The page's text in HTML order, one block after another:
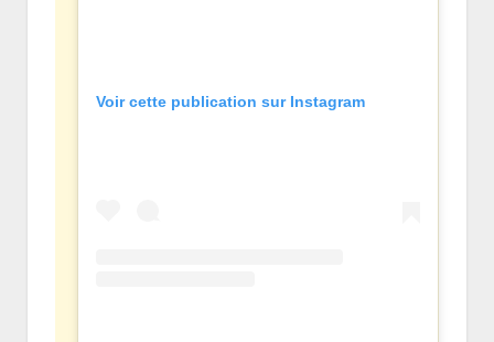
Voir cette publication sur Instagram